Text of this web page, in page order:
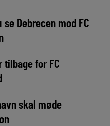
se Debrecen mod FC
tilbage for FC
skal møde